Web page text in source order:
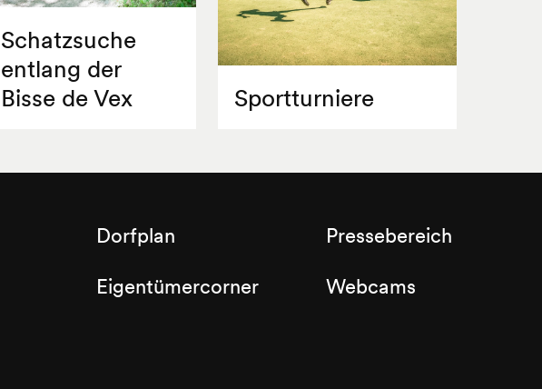
Schatzsuche
entlang der
Bisse de Vex
Sportturniere
Dorfplan
Eigentümercorner
Pressebereich
Webcams